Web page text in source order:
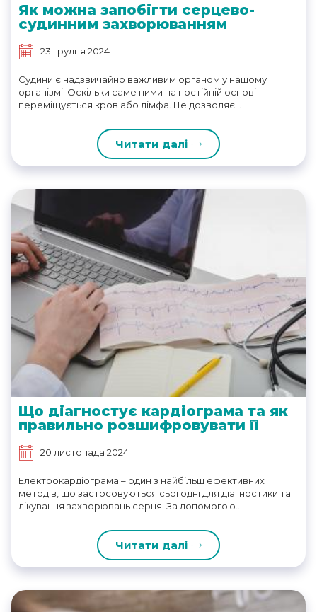
Як можна запобігти серцево-
судинним захворюванням
23 грудня 2024
Судини є надзвичайно важливим органом у нашому
організмі. Оскільки саме ними на постійній основі
переміщується кров або лімфа. Це дозволяє...
Читати далі
Що діагностує кардіограма та як
правильно розшифровувати її
20 листопада 2024
Електрокардіограма – один з найбільш ефективних
методів, що застосовуються сьогодні для діагностики та
лікування захворювань серця. За допомогою...
Читати далі